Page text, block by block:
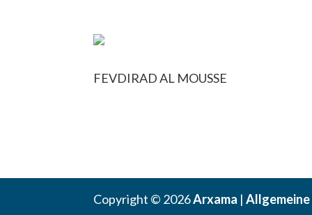
FEVDIRAD AL MOUSSE
Copyright © 2026Arxama |